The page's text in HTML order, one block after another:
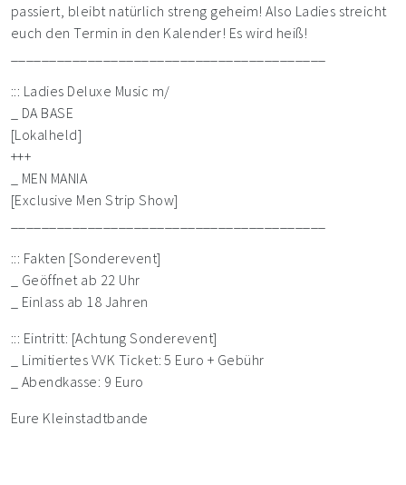
passiert, bleibt natürlich streng geheim! Also Ladies streicht
euch den Termin in den Kalender! Es wird heiß!
::: Ladies Deluxe Music m/
_ DA BASE
[Lokalheld]
+++
_ MEN MANIA
[Exclusive Men Strip Show]
::: Fakten [Sonderevent]
_ Geöffnet ab 22 Uhr
_ Einlass ab 18 Jahren
::: Eintritt: [Achtung Sonderevent]
_ Limitiertes VVK Ticket: 5 Euro + Gebühr
_ Abendkasse: 9 Euro
Eure Kleinstadtbande